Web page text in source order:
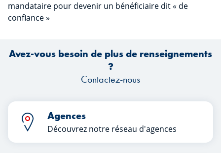
mandataire pour devenir un bénéficiaire dit « de
confiance »
Avez-vous besoin de plus de renseignements
?
Contactez-nous
Agences
Découvrez notre réseau d'agences